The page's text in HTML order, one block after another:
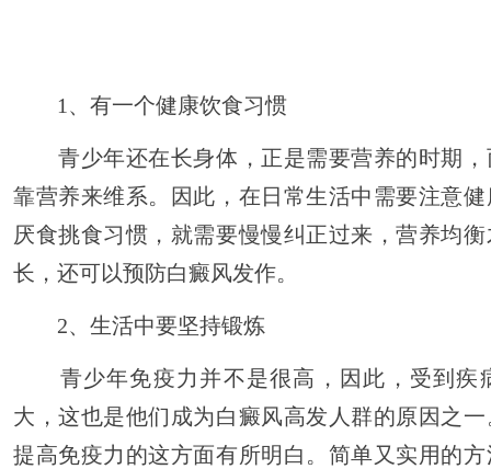
1、有一个健康饮食习惯
青少年还在长身体，正是需要营养的时期，
靠营养来维系。因此，在日常生活中需要注意
厌食挑食习惯，就需要慢慢纠正过来，营养均
长，还可以预防白癜风发作。
2、生活中要坚持锻炼
青少年免疫力并不是很高，因此，受到疾
大，这也是他们成为白癜风高发人群的原因之
提高免疫力的这方面有所明白。简单又实用的